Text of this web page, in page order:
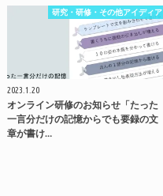
研究・研修・その他アイディア
2023.1.20
オンライン研修のお知らせ「たった
一言分だけの記憶からでも要録の文
章が書け…